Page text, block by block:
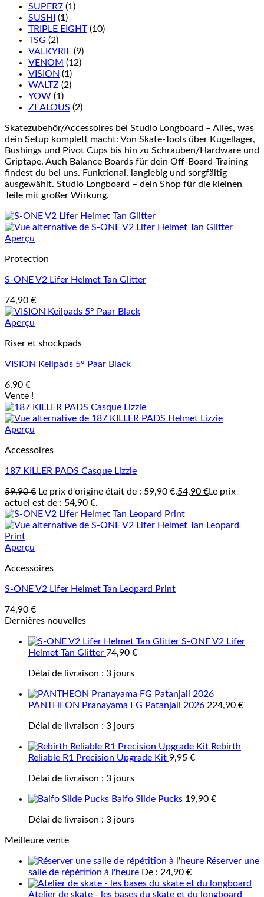
SUPER7 (1)
SUSHI
(1)
TRIPLE EIGHT (10)
TSG (2)
VALKYRIE (9)
VENOM (12)
VISION (1)
WALTZ (2)
YOW (1)
ZEALOUS (2)
Skatezubehör/Accessoires bei Studio Longboard – Alles, was
dein Setup komplett macht: Von Skate-Tools über Kugellager,
Bushings und Pivot Cups bis hin zu Schrauben/Hardware und
Griptape. Auch Balance Boards für dein Off-Board-Training
findest du bei uns. Funktional, langlebig und sorgfältig
ausgewählt. Studio Longboard – dein Shop für die kleinen
Teile mit großer Wirkung.
Aperçu
Protection
S-ONE V2 Lifer Helmet Tan Glitter
74,90 €
Aperçu
Riser et shockpads
VISION Keilpads 5° Paar Black
6,90 €
Vente !
Aperçu
Accessoires
187 KILLER PADS Casque Lizzie
59,90€ Le prix d'origine était de : 59,90 €.54,90 €Le prix
actuel est de : 54,90 €.
Aperçu
Accessoires
S-ONE V2 Lifer Helmet Tan Leopard Print
74,90 €
Dernières nouvelles
S-ONE V2 Lifer
Helmet Tan Glitter 74,90 €
Délai de livraison : 3 jours
PANTHEON Pranayama FG Patanjali 2026 224,90 €
Délai de livraison : 3 jours
Rebirth
Reliable R1 Precision Upgrade Kit 9,95 €
Délai de livraison : 3 jours
Baifo Slide Pucks 19,90 €
Délai de livraison : 3 jours
Meilleure vente
Réserver une
salle de répétition à l'heure De : 24,90 €
Atelier de skate - les bases du skate et du longboard